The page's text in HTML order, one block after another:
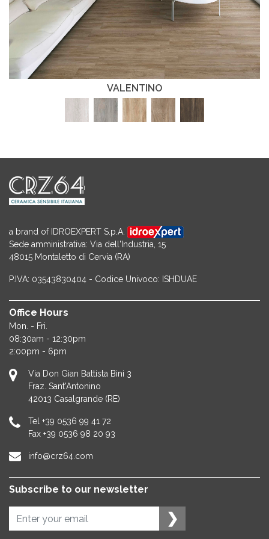
VALENTINO
a brand of IDROEXPERT S.p.A.
Sede amministrativa: Via dell'Industria, 15
48015 Montaletto di Cervia (RA)
P.IVA: 03543830404 - Codice Univoco: ISHDUAE
Office Hours
Mon. - Fri.
08:30am - 12:30pm
2:00pm - 6pm
Via Don Gian Battista Bini 3
Fraz. Sant'Antonino
42013 Casalgrande (RE)
Tel +39 0536 99 41 72
Fax +39 0536 98 20 93
info@crz64.com
Subscribe to our newsletter